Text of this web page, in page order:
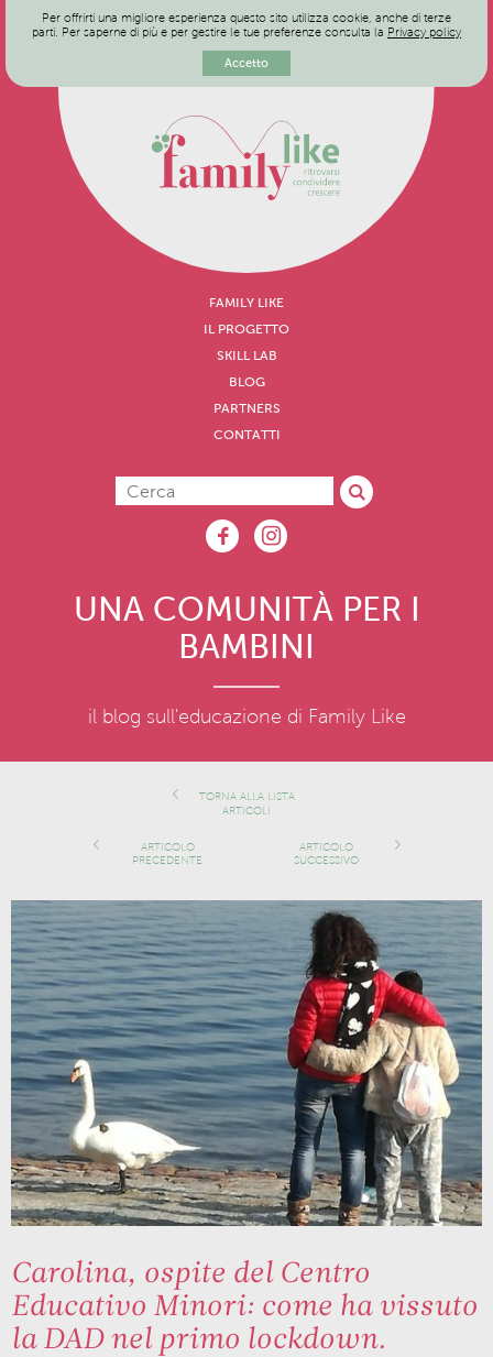
Per offrirti una migliore esperienza questo sito utilizza cookie, anche di terze
parti. Per saperne di più e per gestire le tue preferenze consulta la Privacy policy
Accetto
FAMILY LIKE
IL PROGETTO
SKILL LAB
BLOG
PARTNERS
CONTATTI
UNA COMUNITÀ PER I
BAMBINI
il blog sull'educazione di Family Like
TORNA ALLA LISTA
ARTICOLI
ARTICOLO
PRECEDENTE
ARTICOLO
SUCCESSIVO
Carolina, ospite del Centro
Educativo Minori: come ha vissuto
la DAD nel primo lockdown.